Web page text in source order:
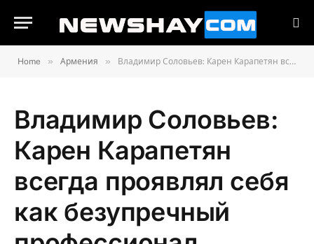
Home » Армения » Владимир Соловьев: Карен Карапетян всегда проявлял себя как безупречный профессионал
Владимир Соловьев:
Карен Карапетян
всегда проявлял себя
как безупречный